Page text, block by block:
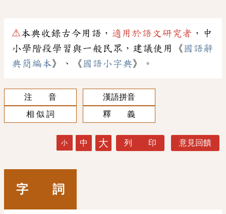
⚠本典收錄古今用語， 適用於語文研究者 ，中
小學階段學習與一般民眾，建議使用《 國語辭
典簡編本》、《 國語小字典》。
注 音
漢語拼音
相 似 詞
釋 義
小 中 大 列 印 意見回饋
字 詞